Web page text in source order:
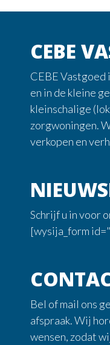
CEBE
CEBE Vastgoed
en in de kleine
kleinschalige
zorgwoningen.
verkopen en
Schrijf u in voor
[wysija_form
Bel of mail ons
afspraak. Wij
wensen, zodat